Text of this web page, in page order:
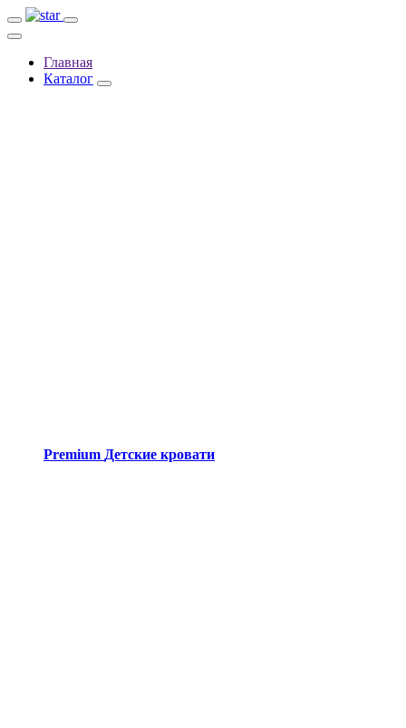
Главная
Каталог
Premium Детские кровати